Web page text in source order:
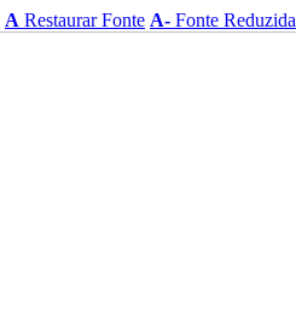
A Restaurar Fonte A- Fonte Reduzida